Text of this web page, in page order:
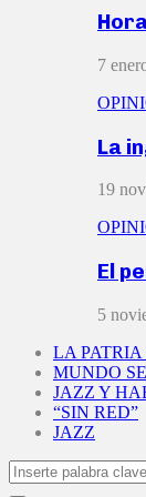
7
La
19
El
5
LA
MUNDO
JAZZ Y
“SIN RED”
JAZZ
Search
for: